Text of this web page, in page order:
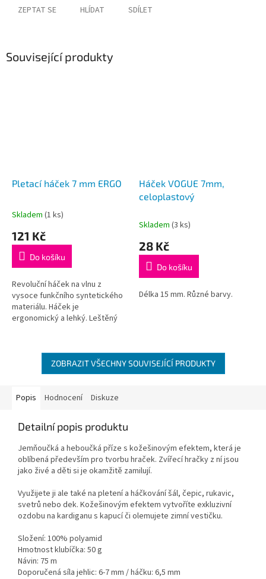
ZEPTAT SE HLÍDAT SDÍLET
Související produkty
Pletací háček 7 mm ERGO
Průměrné
produktu
5,0
5
hvězdiček.
Skladem (1 ks)
121 Kč
Do košíku
Revoluční háček na vlnu z
vysoce funkčního syntetického
materiálu. Háček je
ergonomický a lehký. Leštěný
příjemná na...
Háček VOGUE 7mm,
celoplastový
Skladem (3 ks)
28 Kč
Do košíku
Délka 15 mm. Různé barvy.
ZOBRAZIT VŠECHNY SOUVISEJÍCÍ PRODUKTY
Popis Hodnocení Diskuze
Detailní popis produktu
Jemňoučká a heboučká příze s kožešinovým efektem, která je
oblíbená především pro tvorbu hraček. Zvířecí hračky z ní jsou
jako živé a děti si je okamžitě zamilují.
Využijete ji ale také na pletení a háčkování šál, čepic, rukavic,
svetrů nebo dek. Kožešinovým efektem vytvoříte exkluzivní
ozdobu na kardiganu s kapucí či olemujete zimní vestičku.
Složení: 100% polyamid
Hmotnost klubíčka: 50 g
Návin: 75 m
Doporučená síla jehlic: 6-7 mm / háčku: 6,5 mm